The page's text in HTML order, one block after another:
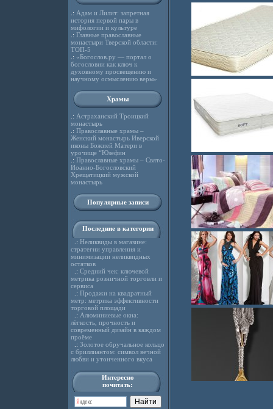
.: Адам и Лилит: запретная
история первой пары в
мифологии и культуре
.: Главные православные
монастыри Тверской области:
ТОП-5
.: «Богослов.ру — портал о
богословии как ключ к
духовному просвещению и
научному осмыслению веры»
Храмы
.: Астраханский Троицкий
монастырь
.: Православные храмы –
Женский монастырь Иверской
иконы Божией Матери в
урочище “Юзефин
.: Православные храмы – Свято-
Иоанно-Богословский
Хрещатицкий мужской
монастырь
Популярные записи
Последние в категории
.: Неликвиды в магазине:
стратегии управления и
минимизации неликвидных
остатков
.: Средний чек: ключевой
метрика розничной торговли и
сервиса
.: Продажи на квадратный
метр: метрика эффективности
торговой площади
.: Алюминиевые окна:
лёгкость, прочность и
современный дизайн в каждом
проёме
.: Золотое обручальное кольцо
с бриллиантом: символ вечной
любви и утонченного вкуса
Интересно
почитать: